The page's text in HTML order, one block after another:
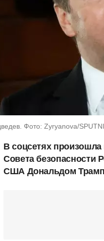
Фото: Zyryanova/
В соцсетях произошла
Совета безопасности
США Дональдом